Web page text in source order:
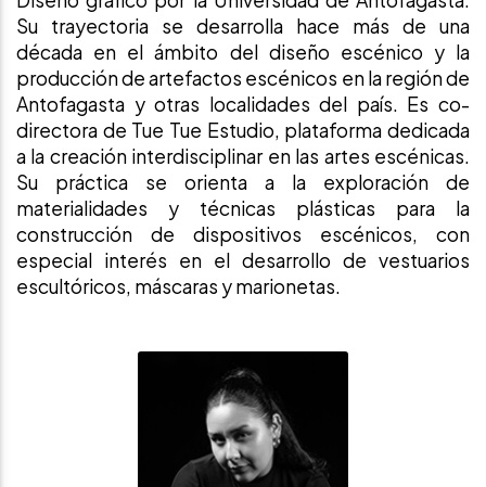
Su trayectoria se desarrolla hace más de una
década en el ámbito del diseño escénico y la
producción de artefactos escénicos en la región de
Antofagasta y otras localidades del país. Es co-
directora de Tue Tue Estudio, plataforma dedicada
a la creación interdisciplinar en las artes escénicas.
Su práctica se orienta a la exploración de
materialidades y técnicas plásticas para la
construcción de dispositivos escénicos, con
especial interés en el desarrollo de vestuarios
escultóricos, máscaras y marionetas.